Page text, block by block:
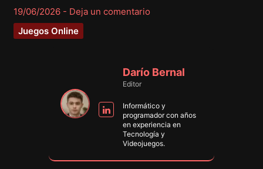
19/06/2026 - Deja un comentario
Juegos Online
Darío Bernal
Editor
Informático y
programador con años
en experiencia en
Tecnología y
Videojuegos.